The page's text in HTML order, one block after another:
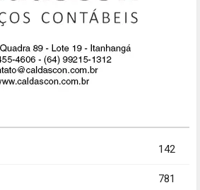
142
781